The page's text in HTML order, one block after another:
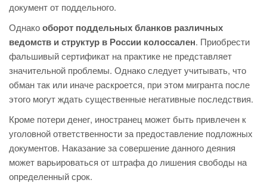
документ от поддельного.
Однакооборот поддельных бланков различных
ведомств и структур в России колоссален. Приобрести
фальшивый сертификат на практике не представляет
значительной проблемы. Однако следует учитывать, что
обман так или иначе раскроется, при этом мигранта после
этого могут ждать существенные негативные последствия.
Кроме потери денег, иностранец может быть привлечен к
уголовной ответственности за предоставление подложных
документов. Наказание за совершение данного деяния
может варьироваться от штрафа до лишения свободы на
определенный срок.